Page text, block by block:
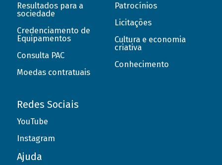
Resultados para a
sociedade
Credenciamento de
Equipamentos
Consulta PAC
Moedas contratuais
Patrocínios
Licitações
Cultura e economia
criativa
Conhecimento
Redes Sociais
YouTube
Instagram
Ajuda